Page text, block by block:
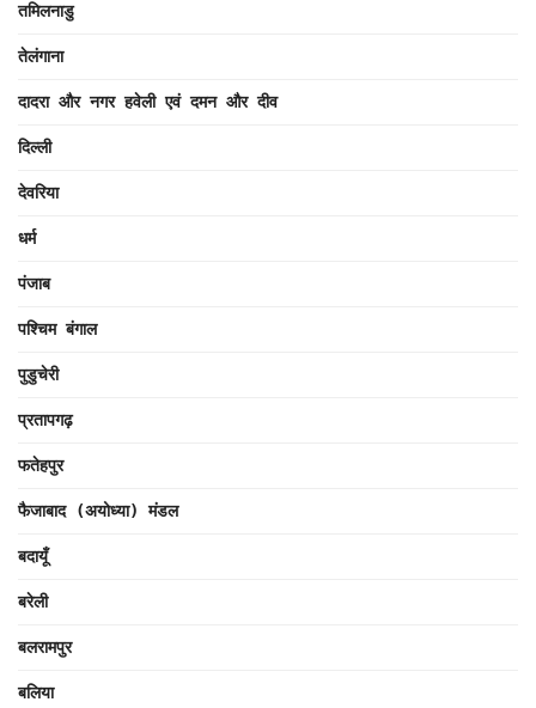
तमिलनाडु
तेलंगाना
दादरा और नगर हवेली एवं दमन और दीव
दिल्ली
देवरिया
धर्म
पंजाब
पश्चिम बंगाल
पुडुचेरी
प्रतापगढ़
फतेहपुर
फैजाबाद (अयोध्या) मंडल
बदायूँ
बरेली
बलरामपुर
बलिया